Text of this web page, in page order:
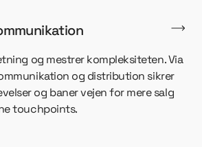
og mestrer kompleksiteten. Via
og distribution sikrer
og baner vejen for mere salg
touchpoints.